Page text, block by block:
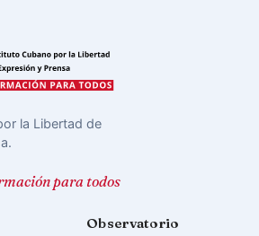
la Libertad de
para todos
Observatorio